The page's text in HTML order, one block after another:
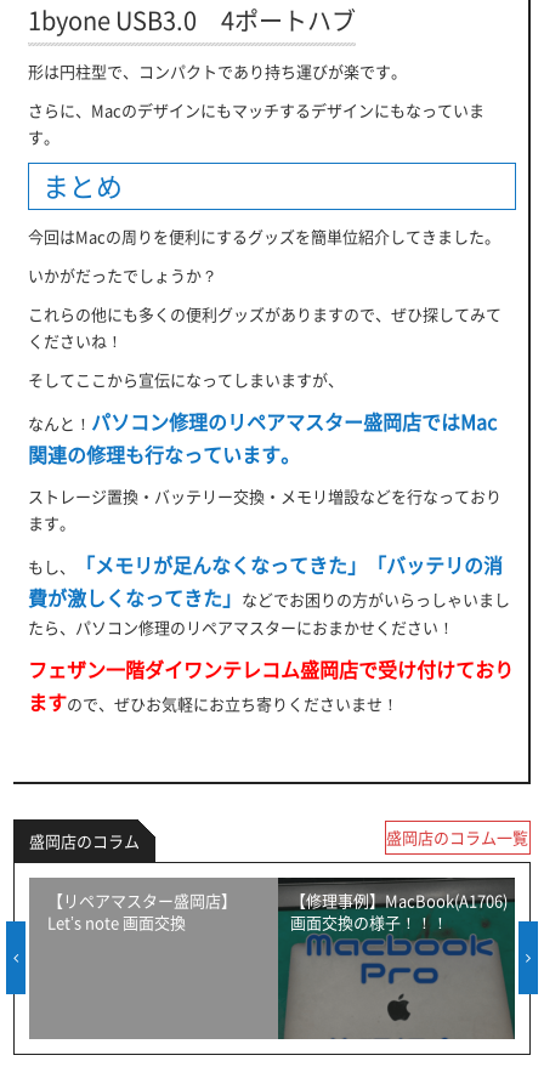
1byone USB3.0 4ポートハブ
形は円柱型で、コンパクトであり持ち運びが楽です。
さらに、Macのデザインにもマッチするデザインにもなっていま
す。
まとめ
今回はMacの周りを便利にするグッズを簡単位紹介してきました。
いかがだったでしょうか？
これらの他にも多くの便利グッズがありますので、ぜひ探してみて
くださいね！
そしてここから宣伝になってしまいますが、
なんと！ パソコン修理のリペアマスター盛岡店ではMac
関連の修理も行なっています。
ストレージ置換・バッテリー交換・メモリ増設などを行なっており
ます。
もし、
「メモリが足んなくなってきた」「バッテリの消
費が激しくなってきた」 などでお困りの方がいらっしゃいまし
たら、パソコン修理のリペアマスターにおまかせください！
フェザン一階ダイワンテレコム盛岡店で受け付けており
ますので、ぜひお気軽にお立ち寄りくださいませ！
盛岡店のコラム 盛岡店のコラム一覧
【リペアマスター盛岡店】
Let’s note 画面交換
【修理事例】MacBook(A1706)
画面交換の様子！！！